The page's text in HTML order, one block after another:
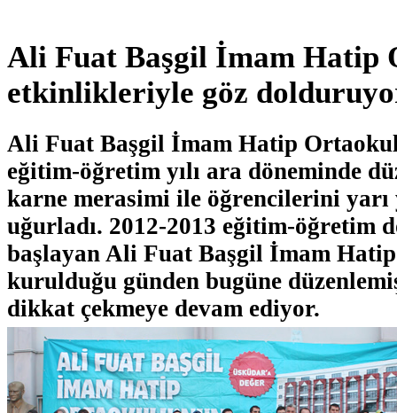
Ali Fuat Başgil İmam Hatip
etkinlikleriyle göz
Ali Fuat Başgil İmam Hatip
eğitim-öğretim yılı ara döneminde
karne merasimi ile öğrencilerini yarı
uğurladı. 2012-2013 eğitim-öğretim
başlayan Ali Fuat Başgil İmam
kurulduğu günden bugüne
dikkat çekmeye devam ediyor.